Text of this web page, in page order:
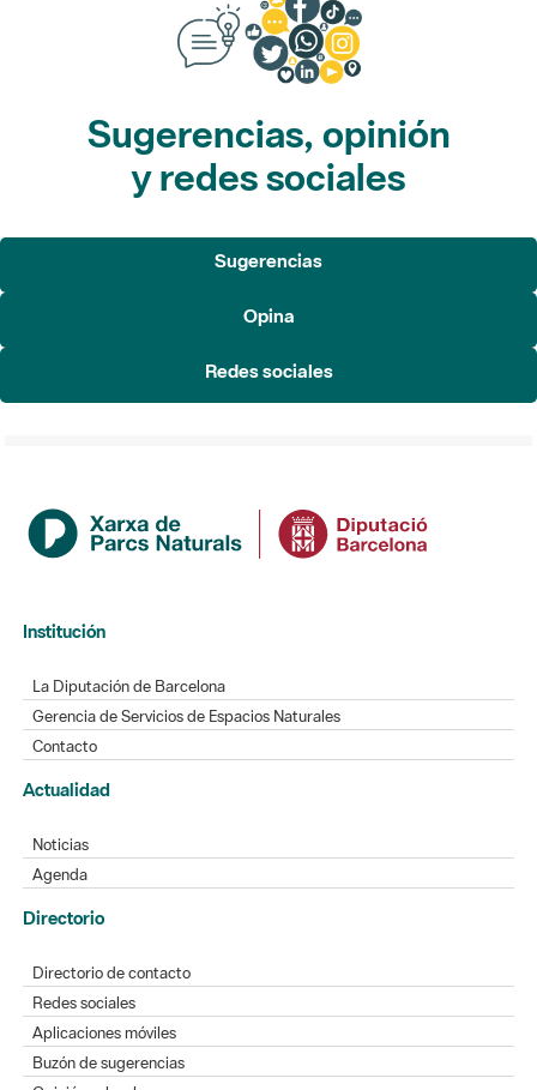
Sugerencias, opinión
y redes sociales
Sugerencias
Opina
Redes sociales
Institución
La Diputación de Barcelona
Gerencia de Servicios de Espacios Naturales
Contacto
Actualidad
Noticias
Agenda
Directorio
Directorio de contacto
Redes sociales
Aplicaciones móviles
Buzón de sugerencias